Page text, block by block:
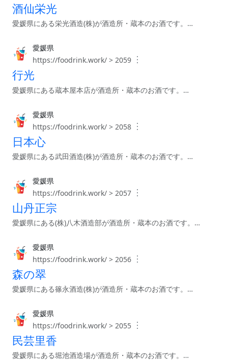
酒仙栄光
愛媛県にある栄光酒造(株)が酒造所・蔵本のお酒です。…
愛媛県
https://foodrink.work/ > 2059 ︙
行光
愛媛県にある蔵本屋本店が酒造所・蔵本のお酒です。…
愛媛県
https://foodrink.work/ > 2058 ︙
日本心
愛媛県にある武田酒造(株)が酒造所・蔵本のお酒です。…
愛媛県
https://foodrink.work/ > 2057 ︙
山丹正宗
愛媛県にある(株)八木酒造部が酒造所・蔵本のお酒です。…
愛媛県
https://foodrink.work/ > 2056 ︙
森の翠
愛媛県にある篠永酒造(株)が酒造所・蔵本のお酒です。…
愛媛県
https://foodrink.work/ > 2055 ︙
民芸里香
愛媛県にある堀池酒造場が酒造所・蔵本のお酒です。…